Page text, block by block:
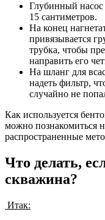
Глубинный
15 сантиметров.
На конец
привязывается
трубка, чтобы
направить его
На шланг для
надеть фильтр,
случайно не
Как используется
можно познакомиться
распространенные
Что делать,
скважина?
Итак: